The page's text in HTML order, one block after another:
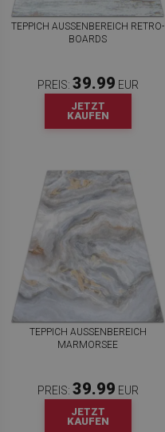
TEPPICH AUSSENBEREICH RETRO-B
OARDS
PREIS: 39.99 EUR
JETZT
KAUFEN
TEPPICH AUSSENBEREICH M
ARMORSEE
PREIS: 39.99 EUR
JETZT
KAUFEN